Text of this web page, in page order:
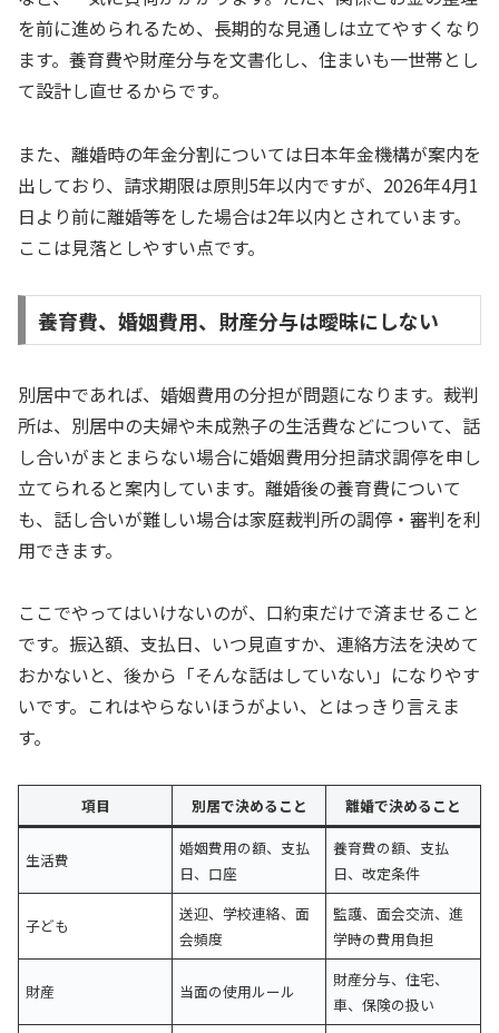
を前に進められるため、長期的な見通しは立てやすくなり
ます。養育費や財産分与を文書化し、住まいも一世帯とし
て設計し直せるからです。
また、離婚時の年金分割については日本年金機構が案内を
出しており、請求期限は原則5年以内ですが、2026年4月1
日より前に離婚等をした場合は2年以内とされています。
ここは見落としやすい点です。
養育費、婚姻費用、財産分与は曖昧にしない
別居中であれば、婚姻費用の分担が問題になります。裁判
所は、別居中の夫婦や未成熟子の生活費などについて、話
し合いがまとまらない場合に婚姻費用分担請求調停を申し
立てられると案内しています。離婚後の養育費について
も、話し合いが難しい場合は家庭裁判所の調停・審判を利
用できます。
ここでやってはいけないのが、口約束だけで済ませること
です。振込額、支払日、いつ見直すか、連絡方法を決めて
おかないと、後から「そんな話はしていない」になりやす
いです。これはやらないほうがよい、とはっきり言えま
す。
項目 別居で決めること 離婚で決めること
生活費
婚姻費用の額、支払
日、口座
養育費の額、支払
日、改定条件
子ども
送迎、学校連絡、面
会頻度
監護、面会交流、進
学時の費用負担
財産 当面の使用ルール
財産分与、住宅、
車、保険の扱い